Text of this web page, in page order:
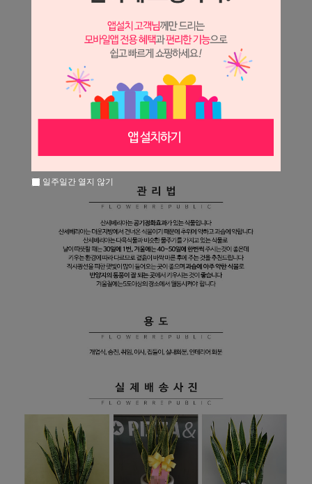
일주일간 열지 않기